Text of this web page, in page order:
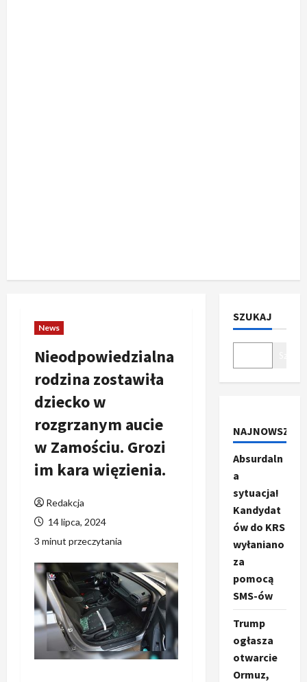
News
Nieodpowiedzialna
rodzina zostawiła
dziecko w
rozgrzanym aucie
w Zamościu. Grozi
im kara więzienia.
Redakcja
14 lipca, 2024
3 minut przeczytania
SZUKAJ
NAJNOWSZE
Absurdaln
a
sytuacja!
Kandydat
ów do KRS
wyłaniano
za
pomocą
SMS-ów
Trump
ogłasza
otwarcie
Ormuz,